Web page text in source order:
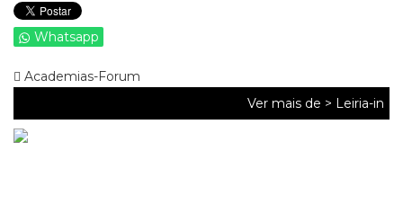
Whatsapp
Academias-Forum
Ver mais de > Leiria-in